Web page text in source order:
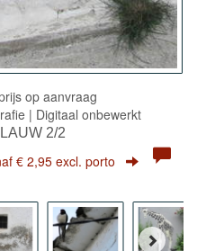
op aanvraag
| Digitaal onbewerkt
2/2
€ 2,95 excl. porto